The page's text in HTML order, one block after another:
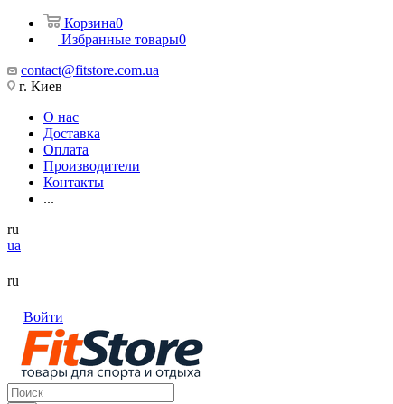
Корзина0
Избранные товары0
contact@fitstore.com.ua
г. Киев
О нас
Доставка
Оплата
Производители
Контакты
...
ru
ua
ru
Войти